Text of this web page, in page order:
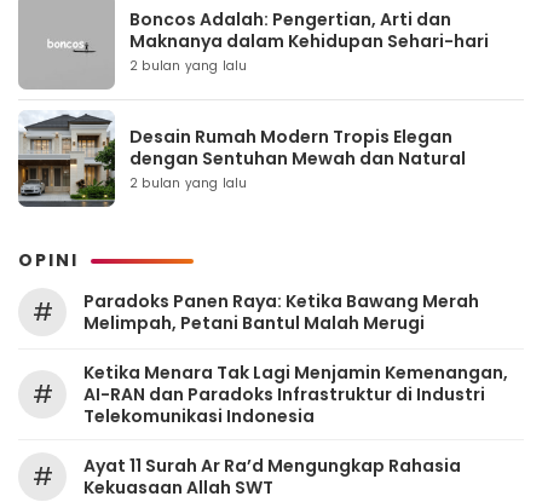
Boncos Adalah: Pengertian, Arti dan
Maknanya dalam Kehidupan Sehari-hari
2 bulan yang lalu
Desain Rumah Modern Tropis Elegan
dengan Sentuhan Mewah dan Natural
2 bulan yang lalu
OPINI
#
Paradoks Panen Raya: Ketika Bawang Merah
Melimpah, Petani Bantul Malah Merugi
#
Ketika Menara Tak Lagi Menjamin Kemenangan,
AI-RAN dan Paradoks Infrastruktur di Industri
Telekomunikasi Indonesia
#
Ayat 11 Surah Ar Ra’d Mengungkap Rahasia
Kekuasaan Allah SWT